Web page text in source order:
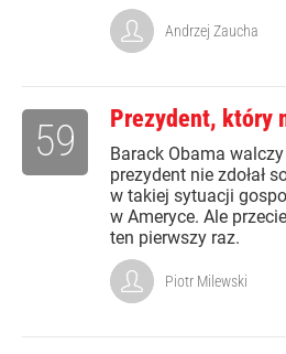
Andrzej Zaucha
Prezydent, który
Barack Obama
prezydent nie zdołał
w takiej sytuacji
w Ameryce. Ale
ten pierwszy raz.
59
Piotr Milewski